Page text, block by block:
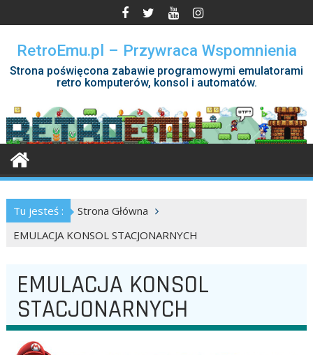
to
contentRetroEmu.pl – Przywraca Wspomnienia
Strona poświęcona zabawie programowymi emulatorami
retro komputerów, konsol i automatów.
Tu jesteś :
Strona Główna
EMULACJA KONSOL STACJONARNYCH
EMULACJA KONSOL
STACJONARNYCH